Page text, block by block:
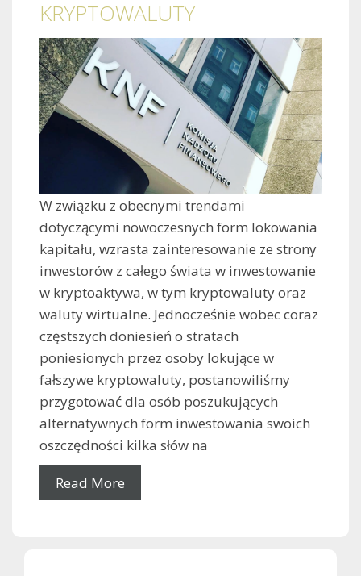
KRYPTOWALUTY
W związku z obecnymi trendami
dotyczącymi nowoczesnych form lokowania
kapitału, wzrasta zainteresowanie ze strony
inwestorów z całego świata w inwestowanie
w kryptoaktywa, w tym kryptowaluty oraz
waluty wirtualne. Jednocześnie wobec coraz
częstszych doniesień o stratach
poniesionych przez osoby lokujące w
fałszywe kryptowaluty, postanowiliśmy
przygotować dla osób poszukujących
alternatywnych form inwestowania swoich
oszczędności kilka słów na
Read More